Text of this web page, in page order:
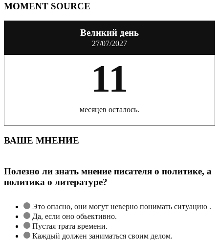
MOMENT SOURCE
Великий день
27/07/2027
11
месяцев осталось.
ВАШЕ МНЕНИЕ
Полезно ли знать мнение писателя о политике, а
политика о литературе?
Это опасно, они могут неверно понимать ситуацию .
Да, если оно обьективно.
Пустая трата времени.
Каждый должен заниматься своим делом.